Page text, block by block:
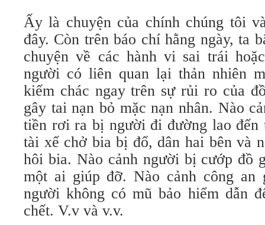
Ấy là chuyện của chính chúng tôi
đây. Còn trên báo chí hằng ngày, ta
chuyện về các hành vi sai trái
người có liên quan lại thản nhiên
kiếm chác ngay trên sự rủi ro của
gây tai nạn bỏ mặc nạn nhân. Nào
tiền rơi ra bị người đi đường lao đến
tài xế chở bia bị đổ, dân hai bên và
hôi bia. Nào cảnh người bị cướp đồ
một ai giúp đỡ. Nào cảnh công an
người không có mũ bảo hiểm dẫn
chết. V.v và v.v.